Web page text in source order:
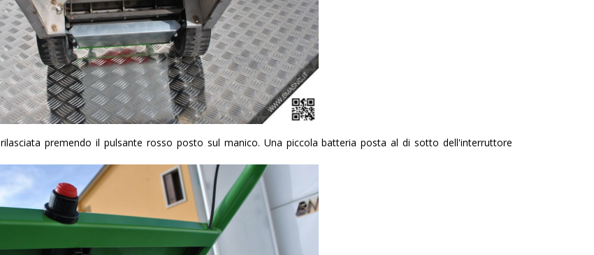
rilasciata premendo il pulsante rosso posto sul manico. Una piccola batteria posta al di sotto dell'interruttore